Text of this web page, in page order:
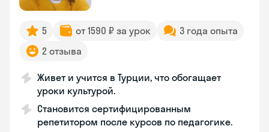
5 от 1590 ₽ за урок
3 года опыта
2 отзыва
Живет и учится в Турции, что обогащает
уроки культурой.
Становится сертифицированным
репетитором после курсов по педагогике.